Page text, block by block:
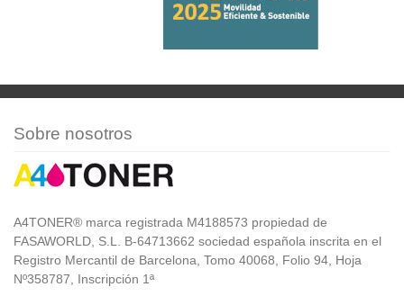
Sobre nosotros
A4TONER® marca registrada M4188573 propiedad de
FASAWORLD, S.L. B-64713662 sociedad española inscrita en el
Registro Mercantil de Barcelona, Tomo 40068, Folio 94, Hoja
Nº358787, Inscripción 1ª